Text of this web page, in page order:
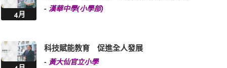
4月
- 漢華中學(小學部)
科技賦能教育 促進全人發展
- 黃大仙官立小學